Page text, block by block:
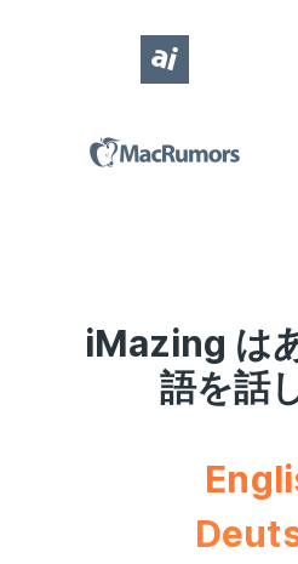
iMazing は
語を話